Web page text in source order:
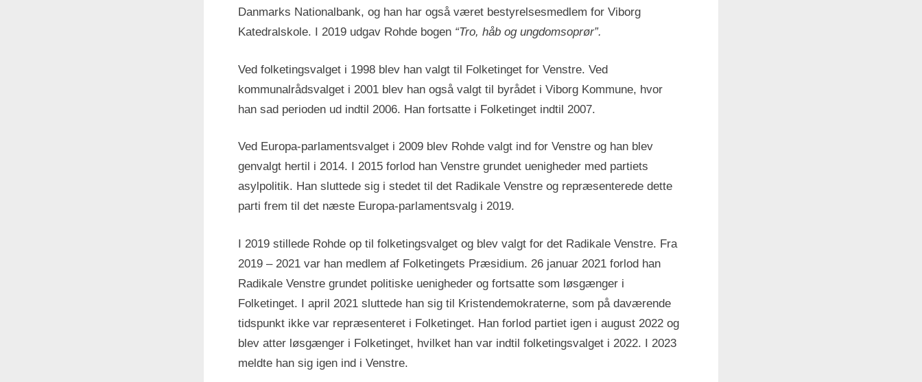
Danmarks Nationalbank, og han har også været bestyrelsesmedlem for Viborg
Katedralskole. I 2019 udgav Rohde bogen “Tro, håb og ungdomsoprør”.
Ved folketingsvalget i 1998 blev han valgt til Folketinget for Venstre. Ved
kommunalrådsvalget i 2001 blev han også valgt til byrådet i Viborg Kommune, hvor
han sad perioden ud indtil 2006. Han fortsatte i Folketinget indtil 2007.
Ved Europa-parlamentsvalget i 2009 blev Rohde valgt ind for Venstre og han blev
genvalgt hertil i 2014. I 2015 forlod han Venstre grundet uenigheder med partiets
asylpolitik. Han sluttede sig i stedet til det Radikale Venstre og repræsenterede dette
parti frem til det næste Europa-parlamentsvalg i 2019.
I 2019 stillede Rohde op til folketingsvalget og blev valgt for det Radikale Venstre. Fra
2019 – 2021 var han medlem af Folketingets Præsidium. 26 januar 2021 forlod han
Radikale Venstre grundet politiske uenigheder og fortsatte som løsgænger i
Folketinget. I april 2021 sluttede han sig til Kristendemokraterne, som på daværende
tidspunkt ikke var repræsenteret i Folketinget. Han forlod partiet igen i august 2022 og
blev atter løsgænger i Folketinget, hvilket han var indtil folketingsvalget i 2022. I 2023
meldte han sig igen ind i Venstre.